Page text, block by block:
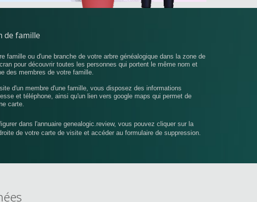
de famille
famille ou d'une branche de votre arbre généalogique dans la zone de
pour découvrir toutes les personnes qui portent le même nom et
des membres de votre famille.
d'un membre d'une famille, vous disposez des informations
et téléphone, ainsi qu'un lien vers google maps qui permet de
carte.
dans l'annuaire genealogic.review, vous pouvez cliquer sur la
de votre carte de visite et accéder au formulaire de suppression.